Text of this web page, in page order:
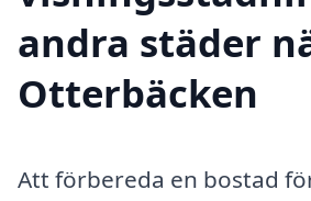
andra städer
Otterbäcken
Att förbereda en bostad